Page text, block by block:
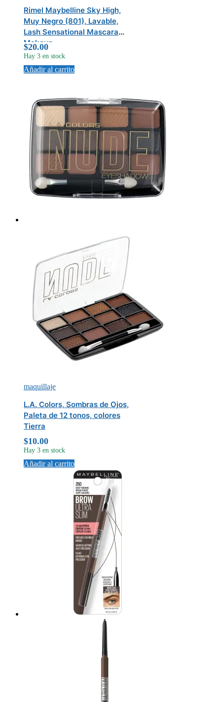
Rimel Maybelline Sky High,
Muy Negro (801), Lavable,
Lash Sensational Mascara
Makeup
$20.00
Hay 3 en stock
Añadir al carrito
maquillaje
L.A. Colors, Sombras de Ojos,
Paleta de 12 tonos, colores
Tierra
$10.00
Hay 3 en stock
Añadir al carrito